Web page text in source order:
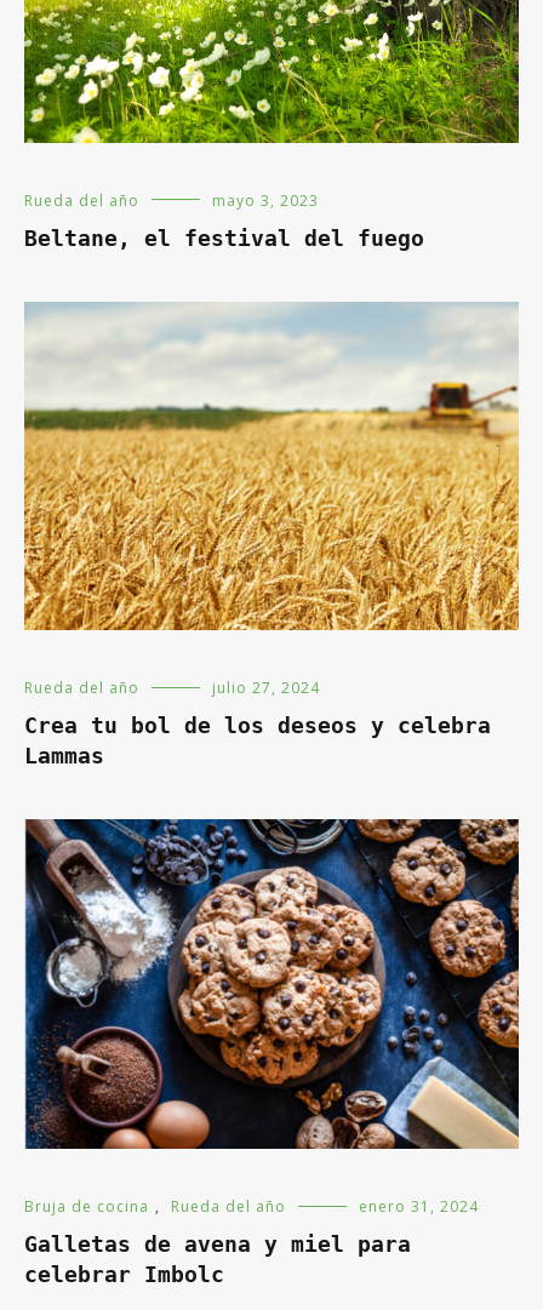
Rueda del año mayo 3, 2023
Beltane, el festival del fuego
Rueda del año julio 27, 2024
Crea tu bol de los deseos y celebra
Lammas
Bruja de cocina , Rueda del año enero 31, 2024
Galletas de avena y miel para
celebrar Imbolc